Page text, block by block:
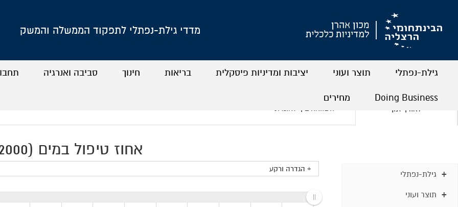
מדדי גילת-נפתלי לתפקוד הממשלה והמשק
גילת-נפתלי תוצר ועוני יציבות ומדיניות פיסקלית בריאות חינוך סביבה ואנרגיה
Doing Business מחירים
לאורך זמן השוואה בין-לאומית
גילת-נפתלי
תוצר ועוני
אחוז טיפול במים (2000–2015)
+ הגדרה ורקע